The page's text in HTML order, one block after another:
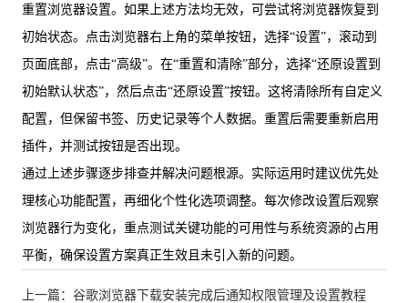
重置浏览器设置。如果上述方法均无效，可尝试将浏览器恢复到
初始状态。点击浏览器右上角的菜单按钮，选择“设置”，滚动到
页面底部，点击“高级”。在“重置和清除”部分，选择“还原设置到
初始默认状态”，然后点击“还原设置”按钮。这将清除所有自定义
配置，但保留书签、历史记录等个人数据。重置后需要重新启用
插件，并测试按钮是否出现。
通过上述步骤逐步排查并解决问题根源。实际运用时建议优先处
理核心功能配置，再细化个性化选项调整。每次修改设置后观察
浏览器行为变化，重点测试关键功能的可用性与系统资源的占用
平衡，确保设置方案真正生效且未引入新的问题。
上一篇：谷歌浏览器下载安装完成后通知权限管理及设置教程